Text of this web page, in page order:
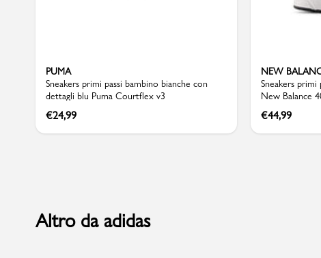
PUMA
Sneakers primi passi bambino bianche con
dettagli blu Puma Courtflex v3
€24,99
NEW
Sneakers primi
New Balance
€44,99
Altro da adidas